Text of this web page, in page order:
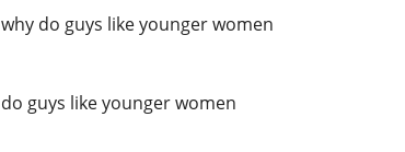
why do guys like younger women
do guys like younger women